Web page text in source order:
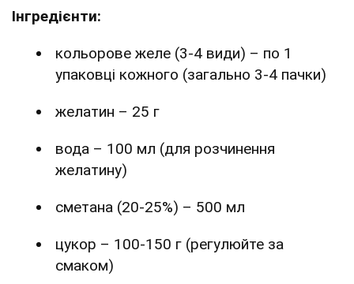
Інгредієнти:
кольорове желе (3-4 види) – по 1
упаковці кожного (загально 3-4 пачки)
желатин – 25 г
вода – 100 мл (для розчинення
желатину)
сметана (20-25%) – 500 мл
цукор – 100-150 г (регулюйте за
смаком)